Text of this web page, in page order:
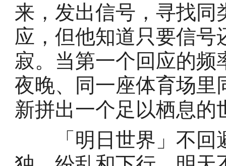
来，发出信号，寻找同
应，但他知道只要信
寂。当第一个回应的
夜晚、同一座体育场里
新拼出一个足以栖息的
「明日世界」不回